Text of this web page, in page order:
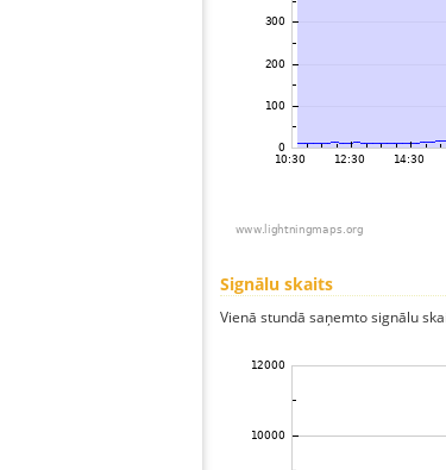
Signālu skaits
Vienā stundā saņemto signālu